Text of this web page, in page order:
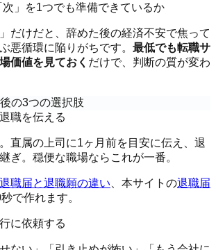
」を1つでも準備できているか
だけだと、辞めた後の経済不安で焦って
悪循環に陥りがちです。 最低でも転職サ
価値を見ておく だけで、判断の質が変わ
の3つの選択肢
職を伝える
直属の上司に1ヶ月前を目安に伝え、退
ぎ。穏便な職場ならこれが一番。
退職届と退職願の違い 、本サイトの退職届
で作れます。
に依頼する